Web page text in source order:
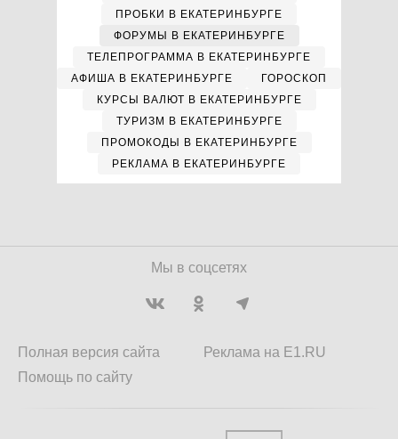
ПРОБКИ В ЕКАТЕРИНБУРГЕ
ФОРУМЫ В ЕКАТЕРИНБУРГЕ
ТЕЛЕПРОГРАММА В ЕКАТЕРИНБУРГЕ
АФИША В ЕКАТЕРИНБУРГЕ
ГОРОСКОП
КУРСЫ ВАЛЮТ В ЕКАТЕРИНБУРГЕ
ТУРИЗМ В ЕКАТЕРИНБУРГЕ
ПРОМОКОДЫ В ЕКАТЕРИНБУРГЕ
РЕКЛАМА В ЕКАТЕРИНБУРГЕ
Мы в соцсетях
Полная версия сайта
Помощь по сайту
Реклама на E1.RU